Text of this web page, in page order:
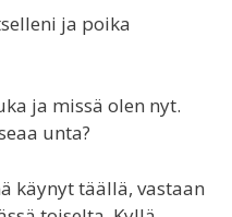
ja poika
ja missä olen nyt.
unta?
käynyt täällä, vastaan